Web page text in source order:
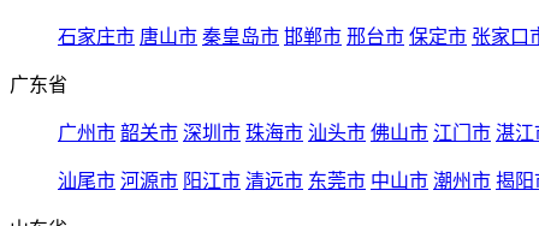
石家庄市 唐山市 秦皇岛市 邯郸市 邢台市 保定市 张家口
广东省
广州市 韶关市 深圳市 珠海市 汕头市 佛山市 江门市 湛江
汕尾市 河源市 阳江市 清远市 东莞市 中山市 潮州市 揭阳